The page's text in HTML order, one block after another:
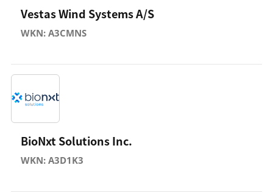
Vestas Wind Systems A/S
WKN: A3CMNS
BioNxt Solutions Inc.
WKN: A3D1K3